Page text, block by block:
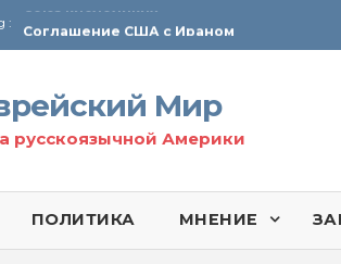
:
Соглашение США с Ираном
Технология Революции в Иране
От Ирана до Ливана и Газы
Мир
русскоязычной Америки
ПОЛИТИКА МНЕНИЕ